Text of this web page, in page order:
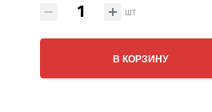
шт
В КОРЗИНУ